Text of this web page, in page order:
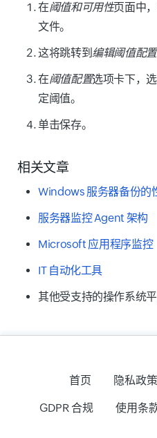
在阈值和可用性页面中
文件。
这将跳转到编辑阈值配
在阈值配置选项卡下，
定阈值。
单击保存。
相关文章
Windows 服务器备份的
服务器监控 Agent 架构
Microsoft 应用程序监控
IT 自动化工具
其他受支持的操作系统平
首页 隐私政策
GDPR 合规 使用条